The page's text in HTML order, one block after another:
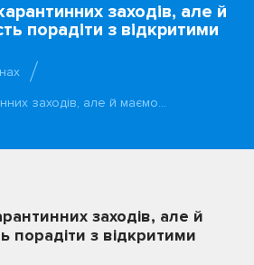
заходів, але й
порадіти з відкритими
заходів, але й маємо…
заходів, але й
порадіти з відкритими